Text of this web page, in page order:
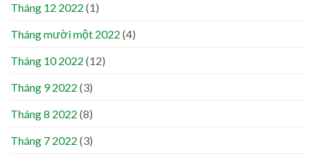
Tháng 12 2022 (1)
Tháng mười một 2022 (4)
Tháng 10 2022 (12)
Tháng 9 2022 (3)
Tháng 8 2022 (8)
Tháng 7 2022 (3)